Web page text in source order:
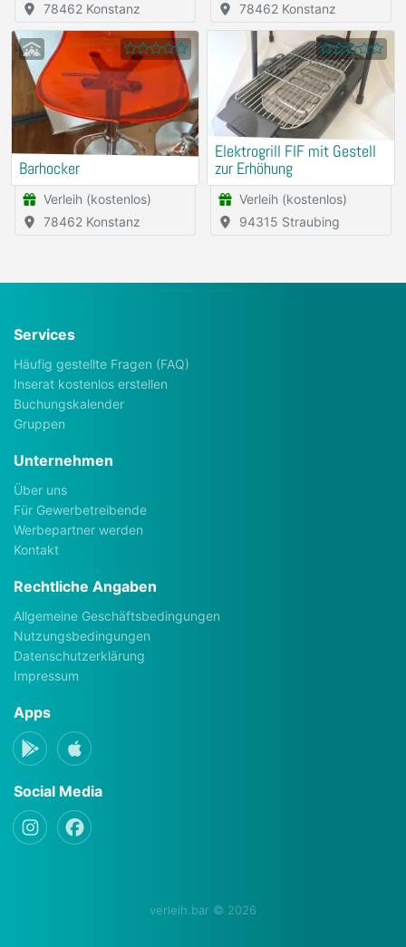
78462 Konstanz
78462 Konstanz
Barhocker
Verleih (kostenlos)
78462 Konstanz
Elektrogrill FIF mit Gestell
zur Erhöhung
Verleih (kostenlos)
94315 Straubing
Services
Häufig gestellte Fragen (FAQ)
Inserat kostenlos erstellen
Buchungskalender
Gruppen
Unternehmen
Über uns
Für Gewerbetreibende
Werbepartner werden
Kontakt
Rechtliche Angaben
Allgemeine Geschäftsbedingungen
Nutzungsbedingungen
Datenschutzerklärung
Impressum
Apps
Social Media
verleih.bar © 2026